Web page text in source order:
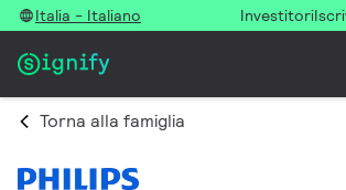
Italia - Italiano Investitori
Torna alla famiglia